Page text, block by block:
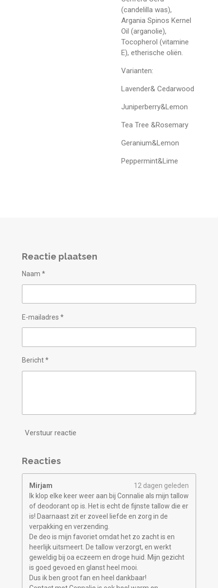
(candelilla was),
Argania Spinos Kernel
Oil (arganolie),
Tocopherol (vitamine
E), etherische oliën.
Varianten:
Lavender& Cedarwood
Juniperberry&Lemon
Tea Tree &Rosemary
Geranium&Lemon
Peppermint&Lime
Reactie plaatsen
Naam *
E-mailadres *
Bericht *
Verstuur reactie
Reacties
Mirjam
12 dagen geleden
Ik klop elke keer weer aan bij Connalie als mijn tallow
of deodorant op is. Het is echt de fijnste tallow die er
is! Daarnaast zit er zoveel liefde en zorg in de
verpakking en verzending.
De deo is mijn favoriet omdat het zo zacht is en
heerlijk uitsmeert. De tallow verzorgt, en werkt
geweldig bij oa eczeem en droge huid. Mijn gezicht
is goed gevoed en glanst heel mooi.
Dus ik ben groot fan en heel dankbaar!